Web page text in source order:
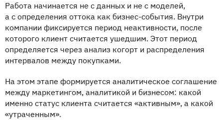
Работа начинается не с данных и не с моделей,
а с определения оттока как бизнес-события. Внутри
компании фиксируется период неактивности, после
которого клиент считается ушедшим. Этот период
определяется через анализ когорт и распределения
интервалов между покупками.
На этом этапе формируется аналитическое соглашение
между маркетингом, аналитикой и бизнесом: какой
именно статус клиента считается «активным», а какой
«утраченным».